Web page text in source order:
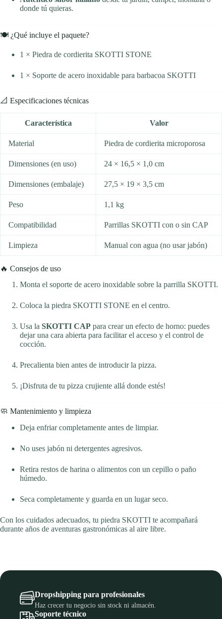
donde tú quieras.
🍽️ ¿Qué incluye el paquete?
1 × Piedra de cordierita SKOTTI STONE
1 × Soporte de acero inoxidable para barbacoa SKOTTI
📐 Especificaciones técnicas
Característica Valor
Material Piedra de cordierita microporosa
Dimensiones (en uso) 24 × 16,5 × 1,0 cm
Dimensiones (embalaje) 27,5 × 19 × 3,5 cm
Peso 1,1 kg
Compatibilidad Parrillas SKOTTI con o sin CAP
Limpieza Manual con agua (no usar jabón)
🔥 Consejos de uso
Monta el soporte de acero inoxidable sobre la parrilla SKOTTI.
Coloca la piedra SKOTTI STONE en el centro.
Usa la SKOTTI CAP para crear un efecto de horno: puedes
dejar una cara abierta para facilitar el acceso y el control de
cocción.
Precalienta bien antes de introducir la pizza.
¡Disfruta de tu pizza crujiente allá donde estés!
🧼 Mantenimiento y limpieza
Deja enfriar completamente antes de limpiar.
No uses jabón ni detergentes agresivos.
Retira restos de harina o alimentos con un cepillo o paño
húmedo.
Seca completamente y guarda en un lugar seco.
Con los cuidados adecuados, tu piedra SKOTTI te acompañará
durante años de aventuras gastronómicas al aire libre.
Dropshipping para profesionales
Haz crecer tu negocio sin stock ni almacén.
Soporte técnico